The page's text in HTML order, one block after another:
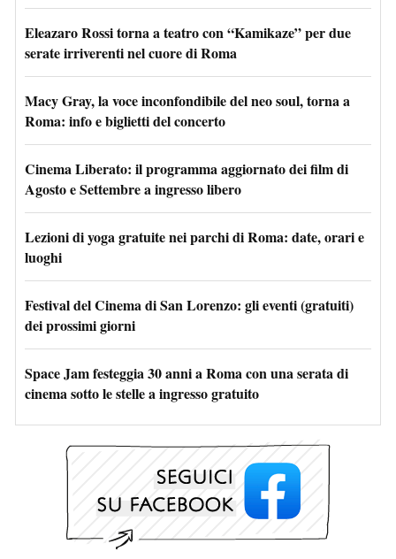
Eleazaro Rossi torna a teatro con “Kamikaze” per due
serate irriverenti nel cuore di Roma
Macy Gray, la voce inconfondibile del neo soul, torna a
Roma: info e biglietti del concerto
Cinema Liberato: il programma aggiornato dei film di
Agosto e Settembre a ingresso libero
Lezioni di yoga gratuite nei parchi di Roma: date, orari e
luoghi
Festival del Cinema di San Lorenzo: gli eventi (gratuiti)
dei prossimi giorni
Space Jam festeggia 30 anni a Roma con una serata di
cinema sotto le stelle a ingresso gratuito